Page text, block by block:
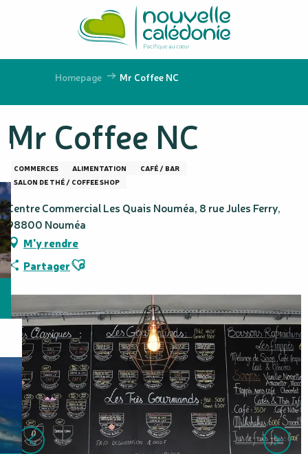
principal
Homepage Mr Coffee NC
Mr Coffee NC
COMMERCES ALIMENTATION
CAFÉ / BAR
SALON DE THÉ / COFFEE SHOP
Centre Commercial Les Quais Nouméa, 8 rue Jules Ferry,
98800 Nouméa
M'y rendre
PartagerAjouter aux favoris